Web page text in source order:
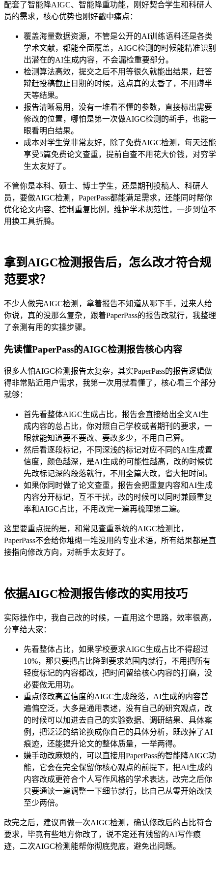
配套了智能降AIGC、智能降重功能，刚好契合学生和科研人
员的需求，核心优势也刚好戳中痛点：
覆盖海量数据资源，不管是公开的AI训练语料还是各类
学术文献，都能全面覆盖，AIGC检测的时候能精准识别
出潜在的AI生成内容，不会漏检重要部分。
检测算法高效，提交之后不用等很久就能出结果，赶答
辩赶投稿截止日期的时候，这点真的太香了，不用蹲半
天等结果。
报告清晰易用，没有一堆看不懂的参数，直接标出需要
修改的位置，哪怕是第一次做AIGC检测的新手，也能一
眼看明白结果。
成本对学生党非常友好，除了免费AIGC检测，每天还能
享受5篇免费论文查重，提前自查不用花大价钱，对穷学
生太友好了。
不管你是本科、硕士、博士学生，还是期刊投稿人、科研人
员，要做AIGC检测，PaperPass都能满足需求，还能同时帮你
优化论文内容、控制重复比例，维护学术规范性，一步到位不
用换工具折腾。
拿到AIGC检测报告后，怎么改才符合规
范要求？
不少人做完AIGC检测，拿着报告不知道从哪下手，过来人给
你说，真的没那么复杂，跟着PaperPass的报告改就行，我整理
了亲测有用的实操步骤。
先读懂PaperPass的AIGC检测报告核心内容
很多人怕AIGC检测报告太复杂，其实PaperPass的报告逻辑做
得非常贴近用户需求，我第一次用就看懂了，核心看三个部分
就够：
首先看整体AIGC生成占比，报告会直接给出全文AI生
成内容的总占比，你对照自己学校或者期刊的要求，一
眼就能知道要不要改、要改多少，不用自己算。
然后看逐段标记，不同深浅的标记对应不同的AI生成置
信度，颜色越深，是AI生成的可能性越高，改的时候优
先改标记深的段落就行，不用全篇大改，省大把时间。
如果你同时做了论文查重，报告会把重复内容和AI生成
内容分开标记，互不干扰，改的时候可以同时兼顾重复
率和AIGC占比，不用改完一遍再梳理第二遍。
这里要重点提的是，和常见查重系统的AIGC检测比，
PaperPass不会给你堆砌一堆没用的专业术语，所有结果都是直
接指向修改方向，对新手太友好了。
依据AIGC检测报告修改的实用技巧
实际操作中，我自己改的时候，一直用这个思路，效率很高，
分享给大家：
先看整体占比，如果学校要求AIGC生成占比不得超过
10%，那只要把占比降到要求范围内就行，不用把所有
轻度标记的内容都改，把时间留给核心内容的打磨，没
必要做无用功。
重点修改高置信度的AIGC生成段落，AI生成的内容普
遍偏空泛，大多是通用表述，没有自己的研究观点，改
的时候可以加进去自己的实验数据、调研结果、具体案
例，把泛泛的结论换成你自己的具体分析，既改掉了AI
痕迹，还能提升论文的整体质量，一举两得。
嫌手动改麻烦的，可以直接用PaperPass的智能降AIGC功
能，它会在完全保留你核心观点的前提下，把AI生成的
内容改成更符合个人写作风格的学术表达，改完之后你
只要通读一遍调整一下细节就行，比自己从零开始改快
至少两倍。
改完之后，建议再做一次AIGC检测，确认修改后的占比符合
要求，毕竟有些地方你改了，说不定还有残留的AI写作痕
迹，二次AIGC检测能帮你彻底兜底，避免出问题。